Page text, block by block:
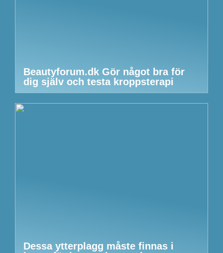
Beautyforum.dk Gör något bra för
dig själv och testa kroppsterapi
Dessa ytterplagg måste finnas i